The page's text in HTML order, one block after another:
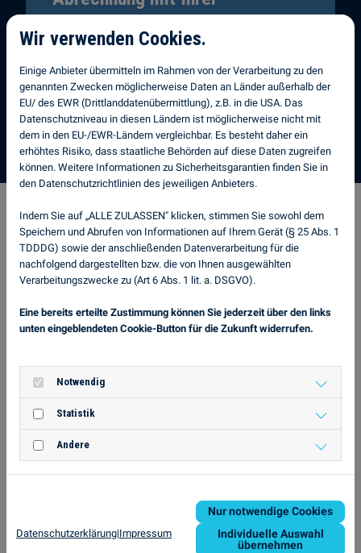
Ihrer Kaskoversicherung, damit Sie sich um
nichts kümmern müssen.
Über Autoglas Doctor
Bruchsal
Wir verwenden Cookies.
Einige Anbieter übermitteln im Rahmen von der Verarbeitung zu den
genannten Zwecken möglicherweise Daten an Länder außerhalb der
EU/ des EWR (Drittlanddatenübermittlung), z.B. in die USA. Das
Datenschutzniveau in diesen Ländern ist möglicherweise nicht mit
dem in den EU-/EWR-Ländern vergleichbar. Es besteht daher ein
erhöhtes Risiko, dass staatliche Behörden auf diese Daten zugreifen
können. Weitere Informationen zu Sicherheitsgarantien finden Sie in
den Datenschutzrichtlinien des jeweiligen Anbieters.
Indem Sie auf „ALLE ZULASSEN" klicken, stimmen Sie sowohl dem
Speichern und Abrufen von Informationen auf Ihrem Gerät (§ 25 Abs. 1
TDDDG) sowie der anschließenden Datenverarbeitung für die
nachfolgend dargestellten bzw. die von Ihnen ausgewählten
Verarbeitungszwecke zu (Art 6 Abs. 1 lit. a. DSGVO).
Eine bereits erteilte Zustimmung können Sie jederzeit über den links
unten eingeblendeten Cookie-Button für die Zukunft widerrufen.
Notwendig
Statistik
Andere
Datenschutzerklärung|Impressum
Nur notwendige Cookies
Individuelle Auswahl
übernehmen